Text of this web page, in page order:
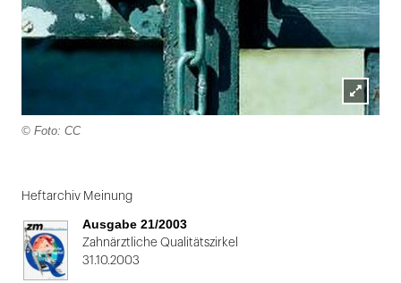
Lightbox
© Foto: CC
1
von
2
Heftarchiv Meinung
Ausgabe 21/2003
Zahnärztliche Qualitätszirkel
31.10.2003